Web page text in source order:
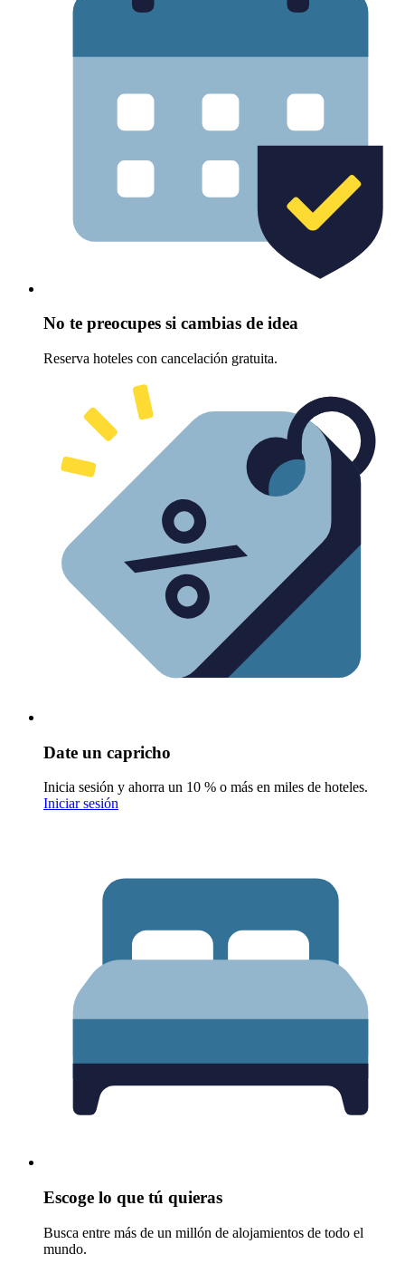
No te preocupes si cambias de idea
Reserva hoteles con cancelación gratuita.
Date un capricho
Inicia sesión y ahorra un 10 % o más en miles de hoteles.
Iniciar sesión
Escoge lo que tú quieras
Busca entre más de un millón de alojamientos de todo el
mundo.